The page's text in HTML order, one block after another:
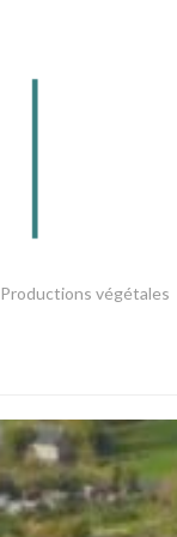
Productions végétales